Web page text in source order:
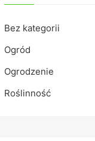
Bez kategorii
Ogród
Ogrodzenie
Roślinność